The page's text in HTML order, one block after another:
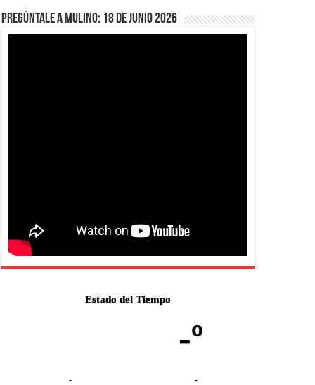
Pregúntale a Mulino: 18 de junio 2026
Estado del Tiempo
-º
-
-